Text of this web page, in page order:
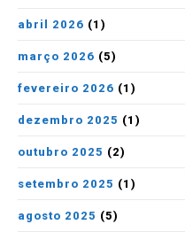
abril 2026 (1)
março 2026 (5)
fevereiro 2026 (1)
dezembro 2025 (1)
outubro 2025 (2)
setembro 2025 (1)
agosto 2025 (5)